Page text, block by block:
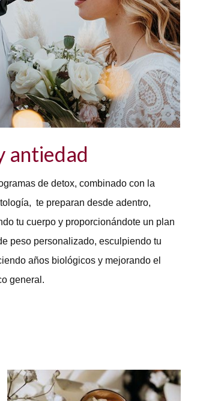
antiedad
de detox, combinado con la
te preparan desde adentro,
tu cuerpo y proporcionándote un plan
peso personalizado, esculpiendo tu
años biológicos y mejorando el
general.